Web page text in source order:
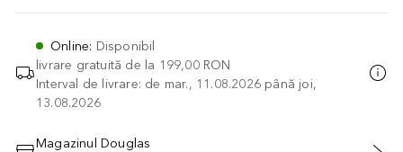
Online: Disponibil
livrare gratuită de la 199,00 RON
Interval de livrare: de mar., 11.08.2026 până joi,
13.08.2026
Magazinul Douglas